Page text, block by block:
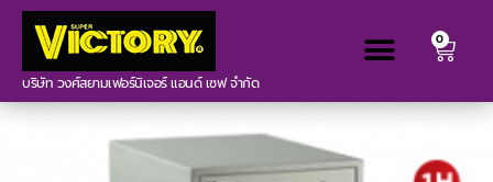
บริษัท วงศ์สยามเฟอร์นิเจอร์ แอนด์ เซฟ จำกัด
0